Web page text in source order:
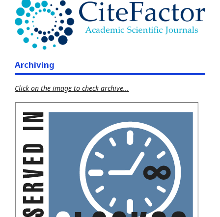
Archiving
Click on the image to check archive...